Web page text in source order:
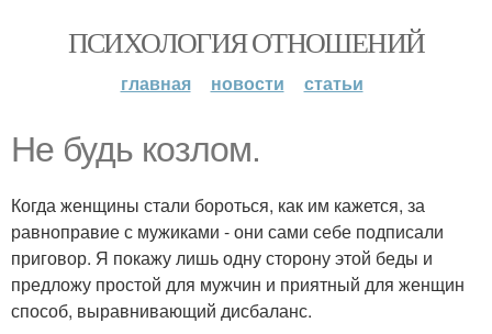
ПСИХОЛОГИЯ ОТНОШЕНИЙ
главная новости статьи
Не будь козлом.
Когда женщины стали бороться, как им кажется, за
равноправие с мужиками - они сами себе подписали
приговор. Я покажу лишь одну сторону этой беды и
предложу простой для мужчин и приятный для женщин
способ, выравнивающий дисбаланс.